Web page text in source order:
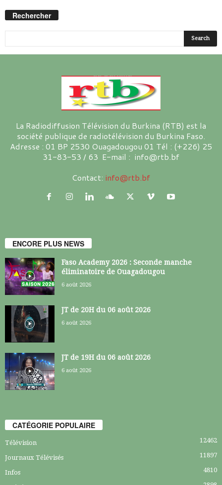
Rechercher
La Radiodiffusion Télévision du Burkina (RTB) est la
société publique de radiotélévision du Burkina Faso.
Adresse : 01 BP 2530 Ouagadougou 01 Tél : (+226) 25
31-83-53 / 63 E-mail : info@rtb.bf
Contact: info@rtb.bf
ENCORE PLUS NEWS
Faso Academy 2026 : Seconde manche
éliminatoire de Ouagadougou
6 août 2026
JT de 20H du 06 août 2026
6 août 2026
JT de 19H du 06 août 2026
6 août 2026
CATÉGORIE POPULAIRE
Télévision 12462
Journaux Télévisés 11897
Infos 4810